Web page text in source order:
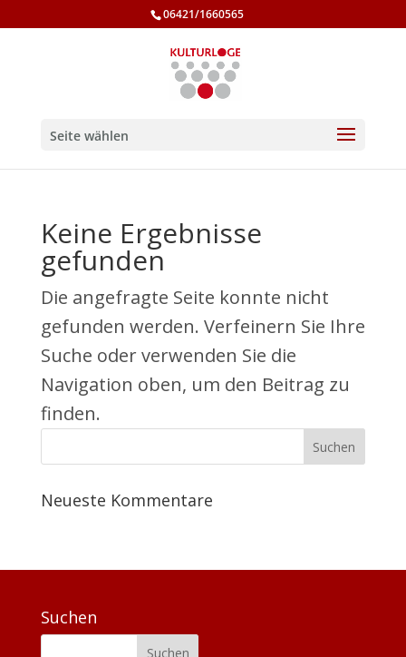
06421/1660565
Seite wählen
Keine Ergebnisse
gefunden
Die angefragte Seite konnte nicht
gefunden werden. Verfeinern Sie Ihre
Suche oder verwenden Sie die
Navigation oben, um den Beitrag zu
finden.
Neueste Kommentare
Suchen